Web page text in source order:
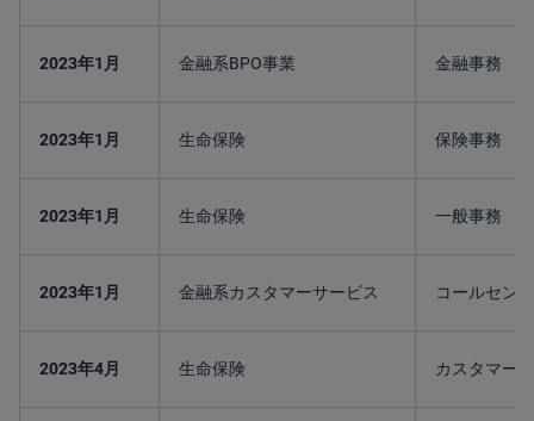
2023年1月 金融系BPO事業 金融事務
2023年1月 生命保険 保険事務
2023年1月 生命保険 一般事務
2023年1月 金融系カスタマーサービス コールセン
2023年4月 生命保険 カスタマー